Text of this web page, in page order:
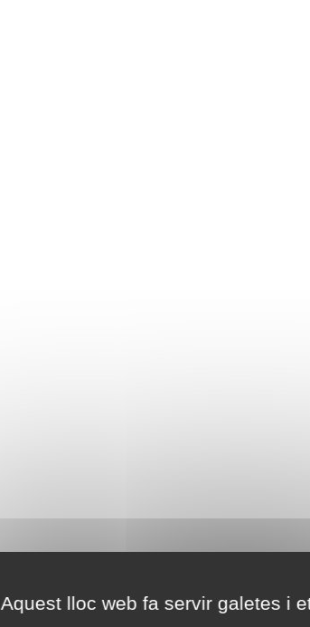
Aquest lloc web fa servir galetes i